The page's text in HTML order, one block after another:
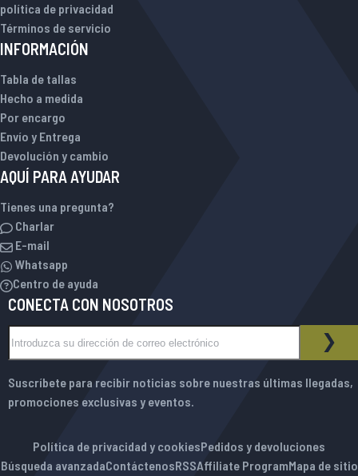
política de privacidad
Términos de servicio
INFORMACIÓN
Tabla de tallas
Hecho a medida
Por encargo
Envío y Entrega
Devolución y cambio
AQUÍ PARA AYUDAR
Tienes una pregunta?
Charlar
E-mail
Whatsapp
Centro de ayuda
CONECTA CON NOSOTROS
BOLETÍN DE NOTICIAS
Suscríbete para recibir noticias sobre nuestras últimas llegadas,
promociones exclusivas y eventos.
Política de privacidad y cookiesPedidos y devoluciones
Búsqueda avanzadaContáctenosRSSAffiliate ProgramMapa de sitio